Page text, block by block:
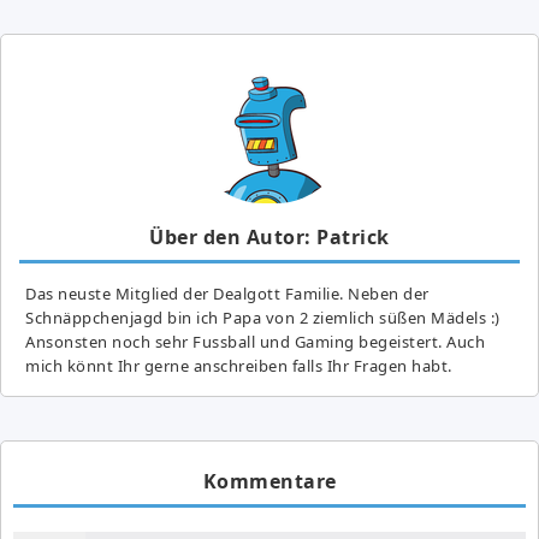
Über den Autor: Patrick
Das neuste Mitglied der Dealgott Familie. Neben der
Schnäppchenjagd bin ich Papa von 2 ziemlich süßen Mädels :)
Ansonsten noch sehr Fussball und Gaming begeistert. Auch
mich könnt Ihr gerne anschreiben falls Ihr Fragen habt.
Kommentare